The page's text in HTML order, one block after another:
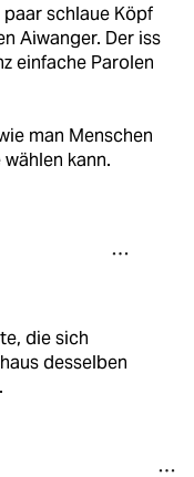
schlaue Köpf
Aiwanger. Der iss
einfache Parolen
man Menschen
kann.
die sich
desselben